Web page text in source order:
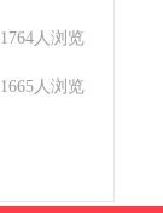
1764人浏览
1665人浏览